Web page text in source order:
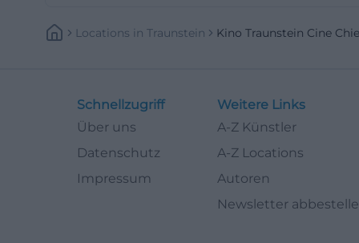
lang erwartete
macht. In allen
verständlich
ermöglicht reale
Locations In Traunstein Kino Traunstein Cine
Schnellzugriff
Über uns
Datenschutz
Impressum
Weitere Links
A-Z Künstler
A-Z Locations
Autoren
Newsletter